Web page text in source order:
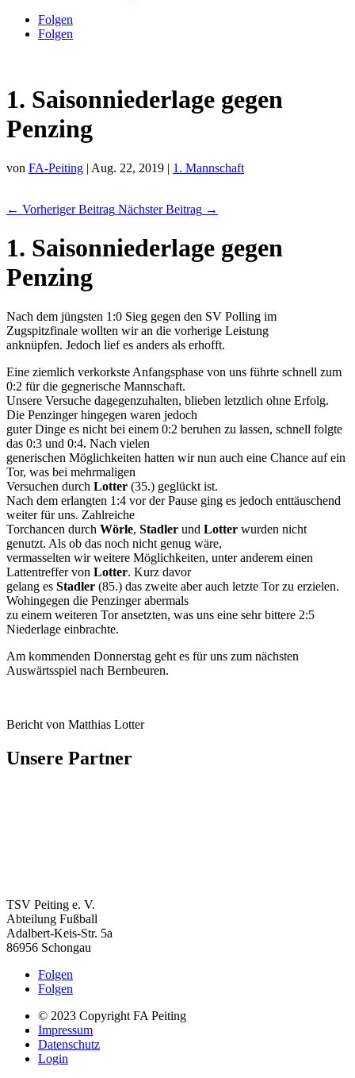
Folgen
Folgen
1. Saisonniederlage gegen
Penzing
von FA-Peiting | Aug. 22, 2019 | 1. Mannschaft
← Vorheriger Beitrag Nächster Beitrag →
1. Saisonniederlage gegen
Penzing
Nach dem jüngsten 1:0 Sieg gegen den SV Polling im
Zugspitzfinale wollten wir an die vorherige Leistung
anknüpfen. Jedoch lief es anders als erhofft.
Eine ziemlich verkorkste Anfangsphase von uns führte schnell zum
0:2 für die gegnerische Mannschaft.
Unsere Versuche dagegenzuhalten, blieben letztlich ohne Erfolg.
Die Penzinger hingegen waren jedoch
guter Dinge es nicht bei einem 0:2 beruhen zu lassen, schnell folgte
das 0:3 und 0:4. Nach vielen
generischen Möglichkeiten hatten wir nun auch eine Chance auf ein
Tor, was bei mehrmaligen
Versuchen durch Lotter (35.) geglückt ist.
Nach dem erlangten 1:4 vor der Pause ging es jedoch enttäuschend
weiter für uns. Zahlreiche
Torchancen durch Wörle, Stadler und Lotter wurden nicht
genutzt. Als ob das noch nicht genug wäre,
vermasselten wir weitere Möglichkeiten, unter anderem einen
Lattentreffer von Lotter. Kurz davor
gelang es Stadler (85.) das zweite aber auch letzte Tor zu erzielen.
Wohingegen die Penzinger abermals
zu einem weiteren Tor ansetzten, was uns eine sehr bittere 2:5
Niederlage einbrachte.
Am kommenden Donnerstag geht es für uns zum nächsten
Auswärtsspiel nach Bernbeuren.
Bericht von Matthias Lotter
Unsere Partner
TSV Peiting e. V.
Abteilung Fußball
Adalbert-Keis-Str. 5a
86956 Schongau
Folgen
Folgen
© 2023 Copyright FA Peiting
Impressum
Datenschutz
Login